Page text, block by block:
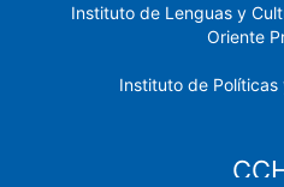
Instituto de Lenguas y
Oriente
Instituto de Políticas